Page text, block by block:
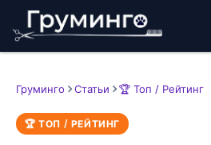
Груминго Статьи 🏆 Топ / Рейтинг
🏆 ТОП / РЕЙТИНГ